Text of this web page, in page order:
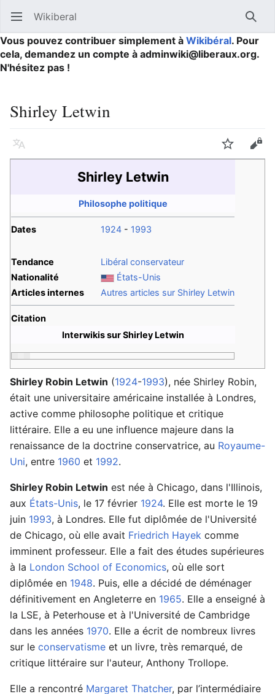
Ouvrir le menu principal Wikiberal
Vous pouvez contribuer simplement à Wikibéral. Pour
cela, demandez un compte à adminwiki@liberaux.org.
N'hésitez pas !
Shirley Letwin
Langue Suivre
Shirley Letwin
Philosophe politique
Dates 1924 - 1993
Tendance
Libéral conservateur
Nationalité
États-Unis
Articles internes
Autres articles sur Shirley Letwin
Citation
Interwikis sur Shirley Letwin
Shirley Robin Letwin (1924-1993), née Shirley Robin,
était une universitaire américaine installée à Londres,
active comme philosophe politique et critique
littéraire. Elle a eu une influence majeure dans la
renaissance de la doctrine conservatrice, au Royaume-
Uni, entre 1960 et 1992.
Shirley Robin Letwin est née à Chicago, dans l'Illinois,
aux États-Unis, le 17 février 1924. Elle est morte le 19
juin 1993, à Londres. Elle fut diplômée de l'Université
de Chicago, où elle avait Friedrich Hayek comme
imminent professeur. Elle a fait des études supérieures
à la London School of Economics, où elle sort
diplômée en 1948. Puis, elle a décidé de déménager
définitivement en Angleterre en 1965. Elle a enseigné à
la LSE, à Peterhouse et à l'Université de Cambridge
dans les années 1970. Elle a écrit de nombreux livres
sur le conservatisme et un livre, très remarqué, de
critique littéraire sur l'auteur, Anthony Trollope.
Elle a rencontré Margaret Thatcher, par l’intermédiaire